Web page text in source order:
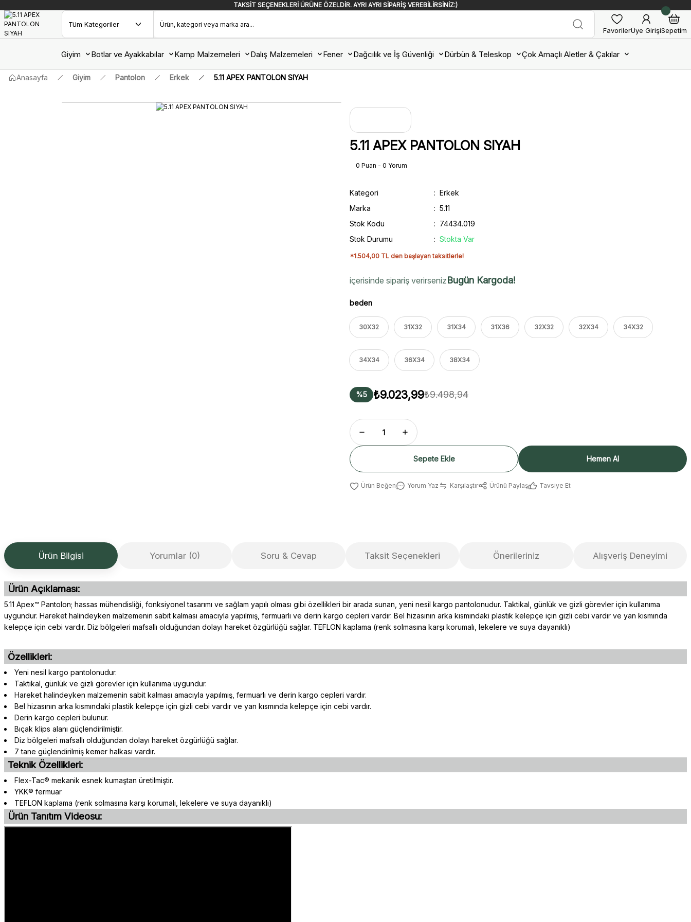
TAKSİT SEÇENEKLERİ ÜRÜNE ÖZELDİR. AYRI AYRI SİPARİŞ VEREBİLİRSİNİZ:)
FavorilerÜye GirişiSepetim
Giyim Botlar ve Ayakkabılar Kamp Malzemeleri Dalış Malzemeleri Fener Dağcılık ve İş Güvenliği Dürbün & Teleskop Çok Amaçlı Aletler & Çakılar
Anasayfa Giyim Pantolon Erkek 5.11 APEX PANTOLON SIYAH
5.11 APEX PANTOLON SIYAH
0 Puan - 0 Yorum
Kategori
Erkek
Marka
5.11
Stok Kodu
74434.019
Stok Durumu
Stokta Var
*1.504,00 TL den başlayan taksitlerle!
içerisinde sipariş verirsenizBugün Kargoda!
beden
30X32 31X32 31X34 31X36 32X32 32X34 34X32
34X34 36X34 38X34
%5 ₺9.023,99₺9.498,94
Sepete Ekle Hemen Al
Yorum Yaz Karşılaştır Ürünü Paylaş Tavsiye Et
Ürün Bilgisi Yorumlar (0) Soru & Cevap Taksit Seçenekleri Önerileriniz Alışveriş Deneyimi
Ürün Açıklaması:
5.11 Apex™ Pantolon; hassas mühendisliği, fonksiyonel tasarımı ve sağlam yapılı olması gibi özellikleri bir arada sunan, yeni nesil kargo pantolonudur. Taktikal, günlük ve gizli görevler için kullanıma
uygundur. Hareket halindeyken malzemenin sabit kalması amacıyla yapılmış, fermuarlı ve derin kargo cepleri vardır. Bel hizasının arka kısmındaki plastik kelepçe için gizli cebi vardır ve yan kısmında
kelepçe için cebi vardır. Diz bölgeleri mafsallı olduğundan dolayı hareket özgürlüğü sağlar. TEFLON kaplama (renk solmasına karşı korumalı, lekelere ve suya dayanıklı)
Özellikleri:
Yeni nesil kargo pantolonudur.
Taktikal, günlük ve gizli görevler için kullanıma uygundur.
Hareket halindeyken malzemenin sabit kalması amacıyla yapılmış, fermuarlı ve derin kargo cepleri vardır.
Bel hizasının arka kısmındaki plastik kelepçe için gizli cebi vardır ve yan kısmında kelepçe için cebi vardır.
Derin kargo cepleri bulunur.
Bıçak klips alanı güçlendirilmiştir.
Diz bölgeleri mafsallı olduğundan dolayı hareket özgürlüğü sağlar.
7 tane güçlendirilmiş kemer halkası vardır.
Teknik Özellikleri:
Flex-Tac® mekanik esnek kumaştan üretilmiştir.
YKK® fermuar
TEFLON kaplama (renk solmasına karşı korumalı, lekelere ve suya dayanıklı)
Ürün Tanıtım Videosu: